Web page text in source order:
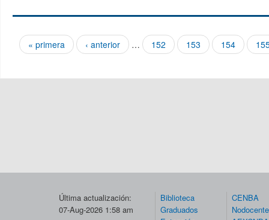
Páginas
« primera ‹ anterior … 152 153 154
Última actualización:
07-Aug-2026 1:58 am
Biblioteca
Graduados
CENBA